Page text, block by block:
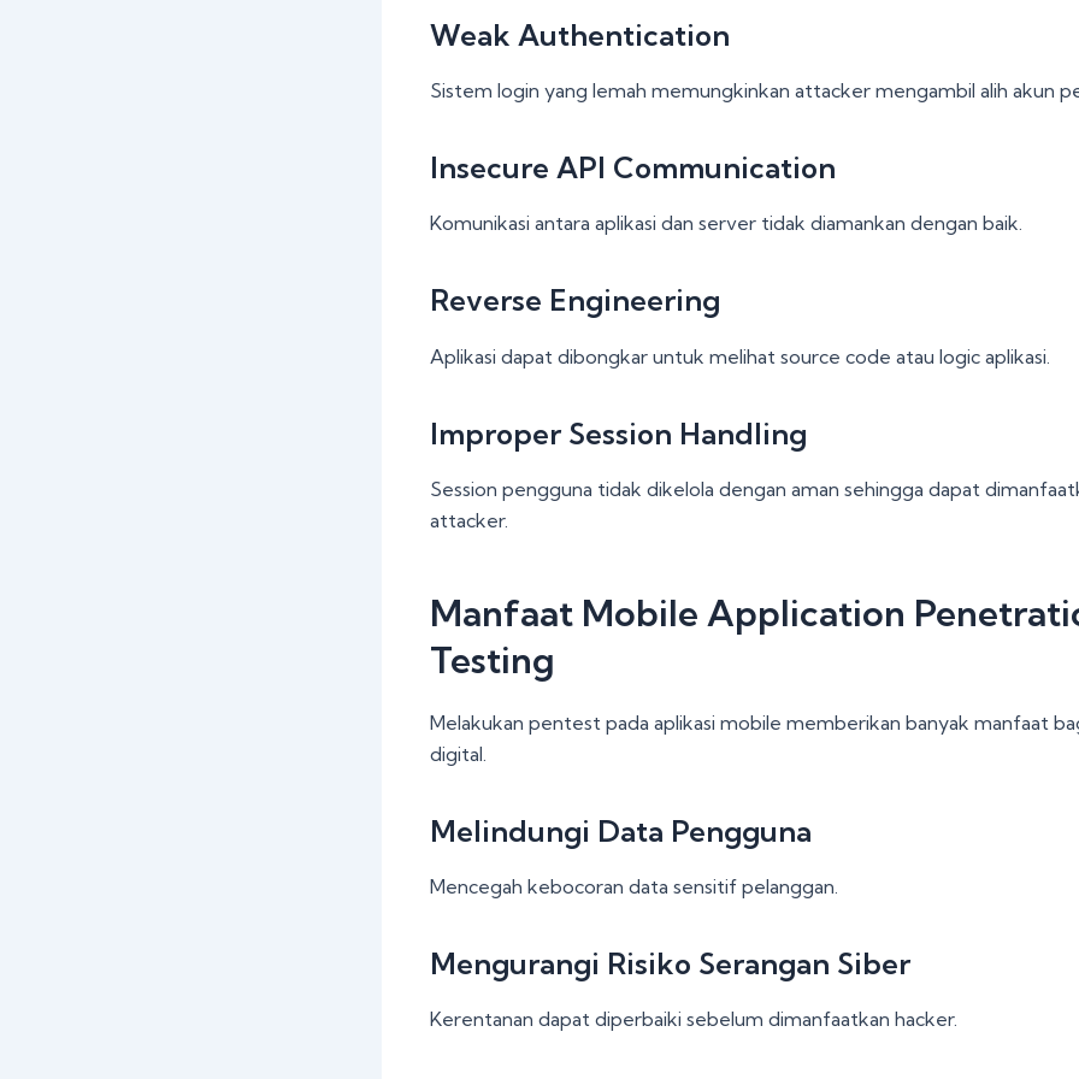
Weak Authentication
Sistem login yang lemah memungkinkan attacker mengambil alih akun
Insecure API Communication
Komunikasi antara aplikasi dan server tidak diamankan dengan baik.
Reverse Engineering
Aplikasi dapat dibongkar untuk melihat source code atau logic aplikasi.
Improper Session Handling
Session pengguna tidak dikelola dengan aman sehingga dapat
attacker.
Manfaat Mobile Application
Testing
Melakukan pentest pada aplikasi mobile memberikan banyak manfaat
digital.
Melindungi Data Pengguna
Mencegah kebocoran data sensitif pelanggan.
Mengurangi Risiko Serangan Siber
Kerentanan dapat diperbaiki sebelum dimanfaatkan hacker.